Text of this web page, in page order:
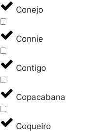
Conejo
Connie
Contigo
Copacabana
Coqueiro